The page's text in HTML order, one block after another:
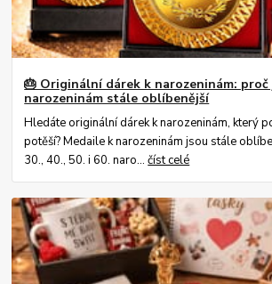
🎂 Originální dárek k narozeninám: proč
narozeninám stále oblíbenější
Hledáte originální dárek k narozeninám, který
potěší? Medaile k narozeninám jsou stále
30., 40., 50. i 60. naro...číst celé